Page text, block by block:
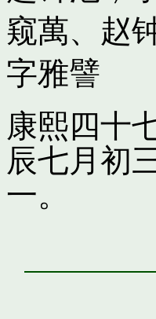
窥萬、 赵
字雅譬
康熙四十
辰七月初
一。